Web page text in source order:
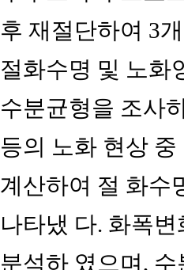
후 재절단하여 3
절화수명 및 노화
수분균형을 조사
등의 노화 현상
계산하여 절 화수
나타냈 다. 화폭
분석하 였으며,